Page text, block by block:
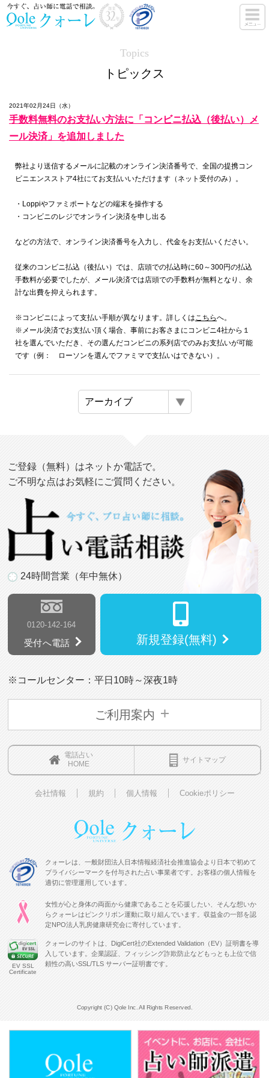
Topics
トピックス
2021年02月24日（水）
手数料無料のお支払い方法に「コンビニ払込（後払い）メ
ール決済」を追加しました
弊社より送信するメールに記載のオンライン決済番号で、全国の提携コン
ビニエンスストア4社にてお支払いいただけます（ネット受付のみ）。
・Loppiやファミポートなどの端末を操作する
・コンビニのレジでオンライン決済を申し出る
などの方法で、オンライン決済番号を入力し、代金をお支払いください。
従来のコンビニ払込（後払い）では、店頭での払込時に60～300円の払込
手数料が必要でしたが、メール決済では店頭での手数料が無料となり、余
計な出費を抑えられます。
※コンビニによって支払い手順が異なります。詳しくはこちらへ。
※メール決済でお支払い頂く場合、事前にお客さまにコンビニ4社から１
社を選んでいただき、その選んだコンビニの系列店でのみお支払いが可能
です（例： ローソンを選んでファミマで支払いはできない）。
ご登録（無料）はネットか電話で。
ご不明な点はお気軽にご質問ください。
24時間営業（年中無休）
0120-142-164
受付へ電話 新規登録(無料)
※コールセンター：平日10時～深夜1時
ご利用案内
電話占い
HOME
サイトマップ
会社情報 規約 個人情報 Cookieポリシー
クォーレは、一般財団法人日本情報経済社会推進協会より日本で初めて
プライバシーマークを付与された占い事業者です。お客様の個人情報を
適切に管理運用しています。
女性が心と身体の両面から健康であることを応援したい、そんな想いか
らクォーレはピンクリボン運動に取り組んでいます。収益金の一部を認
定NPO法人乳房健康研究会に寄付しています。
EV SSL
Certificate
クォーレのサイトは、DigiCert社のExtended Validation（EV）証明書を導
入しています。企業認証、フィッシング詐欺防止などもっとも上位で信
頼性の高いSSL/TLS サーバー証明書です。
Copyright (C) Qole Inc. All Rights Reserved.